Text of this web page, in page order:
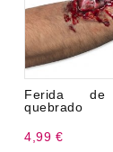
Ferida
quebrado
4,99 €